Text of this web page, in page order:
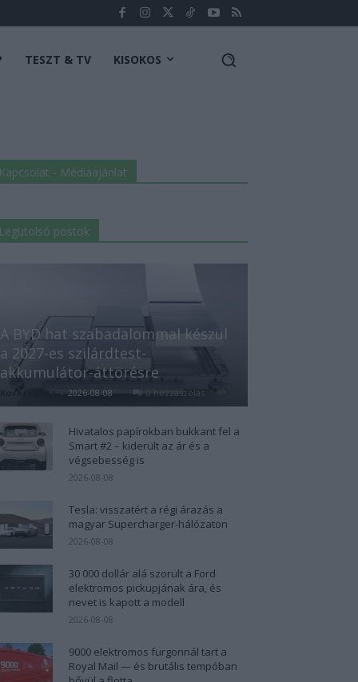
TESZT & TV KISOKOS
Kapcsolat - Médiaajánlat
Legutolsó postok
A BYD hat szabadalommal készül
a 2027-es szilárdtest-
akkumulátor-áttörésre
- 2026-08-08 0 hozzászólás
Hivatalos papírokban bukkant fel a
Smart #2 – kiderült az ár és a
végsebesség is
2026-08-08
Tesla: visszatért a régi árazás a
magyar Supercharger-hálózaton
2026-08-08
30 000 dollár alá szorult a Ford
elektromos pickupjának ára, és
nevet is kapott a modell
2026-08-08
9000 elektromos furgonnál tart a
Royal Mail — és brutális tempóban